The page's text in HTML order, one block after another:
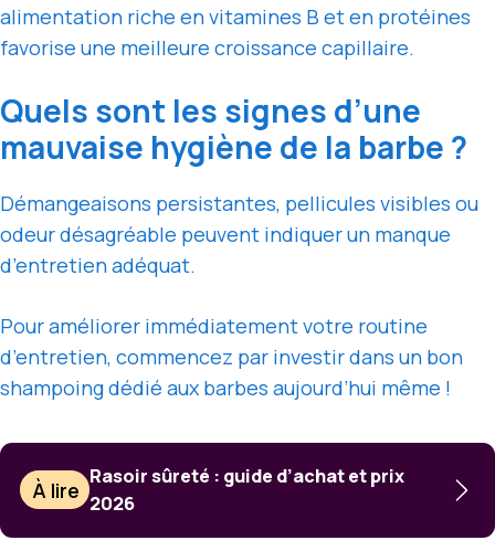
alimentation riche en vitamines B et en protéines
favorise une meilleure croissance capillaire.
Quels sont les signes d’une
mauvaise hygiène de la barbe ?
Démangeaisons persistantes, pellicules visibles ou
odeur désagréable peuvent indiquer un manque
d’entretien adéquat.
Pour améliorer immédiatement votre routine
d’entretien, commencez par investir dans un bon
shampoing dédié aux barbes aujourd’hui même !
À lire
Rasoir sûreté : guide d’achat et prix
2026